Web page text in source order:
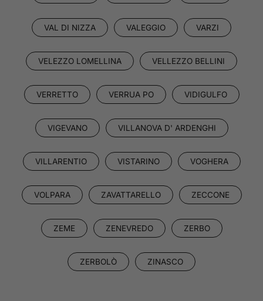
VAL DI NIZZA VALEGGIO VARZI
VELEZZO LOMELLINA VELLEZZO BELLINI
VERRETTO VERRUA PO VIDIGULFO
VIGEVANO VILLANOVA D' ARDENGHI
VILLARENTIO VISTARINO VOGHERA
VOLPARA ZAVATTARELLO ZECCONE
ZEME ZENEVREDO ZERBO
ZERBOLÒ ZINASCO